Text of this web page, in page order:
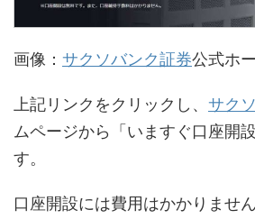
画像： サクソバンク証券公式ホ
上記リンクをクリックし、 サク
ムページから「いますぐ口座開
す。
口座開設には費用はかかりませ